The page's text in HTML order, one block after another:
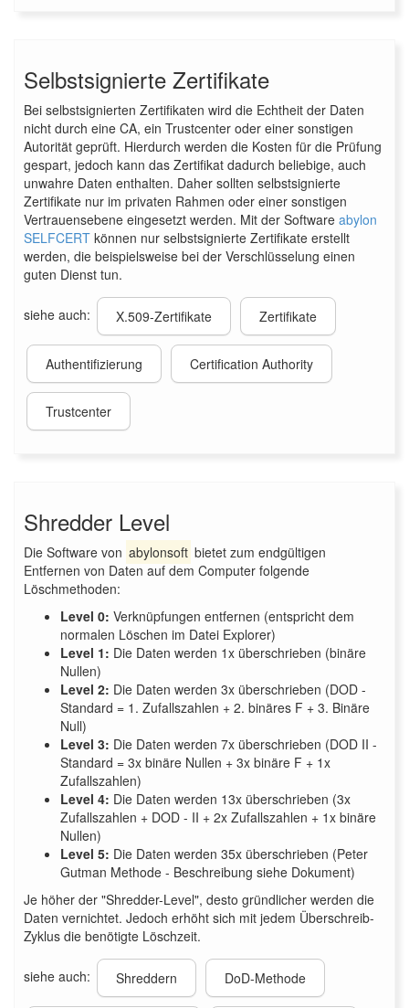
Selbstsignierte Zertifikate
Bei selbstsignierten Zertifikaten wird die Echtheit der Daten
nicht durch eine CA, ein Trustcenter oder einer sonstigen
Autorität geprüft. Hierdurch werden die Kosten für die Prüfung
gespart, jedoch kann das Zertifikat dadurch beliebige, auch
unwahre Daten enthalten. Daher sollten selbstsignierte
Zertifikate nur im privaten Rahmen oder einer sonstigen
Vertrauensebene eingesetzt werden. Mit der Software abylon
SELFCERT können nur selbstsignierte Zertifikate erstellt
werden, die beispielsweise bei der Verschlüsselung einen
guten Dienst tun.
siehe auch: X.509-Zertifikate Zertifikate
Authentifizierung Certification Authority
Trustcenter
Shredder Level
Die Software von abylonsoft bietet zum endgültigen
Entfernen von Daten auf dem Computer folgende
Löschmethoden:
Level 0: Verknüpfungen entfernen (entspricht dem
normalen Löschen im Datei Explorer)
Level 1: Die Daten werden 1x überschrieben (binäre
Nullen)
Level 2: Die Daten werden 3x überschrieben (DOD -
Standard = 1. Zufallszahlen + 2. binäres F + 3. Binäre
Null)
Level 3: Die Daten werden 7x überschrieben (DOD II -
Standard = 3x binäre Nullen + 3x binäre F + 1x
Zufallszahlen)
Level 4: Die Daten werden 13x überschrieben (3x
Zufallszahlen + DOD - II + 2x Zufallszahlen + 1x binäre
Nullen)
Level 5: Die Daten werden 35x überschrieben (Peter
Gutman Methode - Beschreibung siehe Dokument)
Je höher der "Shredder-Level", desto gründlicher werden die
Daten vernichtet. Jedoch erhöht sich mit jedem Überschreib-
Zyklus die benötigte Löschzeit.
siehe auch: Shreddern DoD-Methode